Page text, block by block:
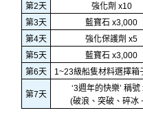
第2天
強化劑 x10
第3天
藍寶石 x3,000
第4天
強化保護劑 x5
第5天
藍寶石 x3,000
第6天
1~23級船隻材料選擇箱
第7天
‘3週年的快樂’ 稱號
(破浪、突破、碎冰